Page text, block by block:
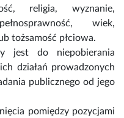
religia, wyznanie,
wiek,
tożsamość płciowa.
jest do niepobierania
działań prowadzonych
publicznego od jego
pomiędzy pozycjami